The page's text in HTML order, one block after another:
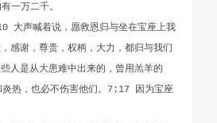
一万二千。
大声喊着说，愿救恩归与坐在宝座上我
感谢，尊贵，权柄，大力，都归与我们
人是从大患难中出来的，曾用羔羊的
热，也必不伤害他们。 7:17
因为宝座